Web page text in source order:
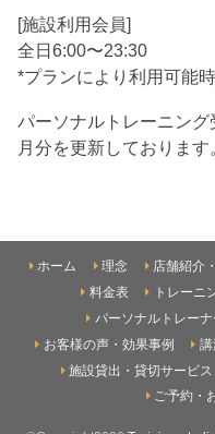
[施設利用会員]
全日6:00〜23:30
*プランにより利用可能
パーソナルトレーニン
月分を更新しております
ホーム 理念 店舗紹介
料金表
トレーニ
パーソナルトレー
お客様の声・効果事例
講
施設貸出・貸切サービス
ご予約・